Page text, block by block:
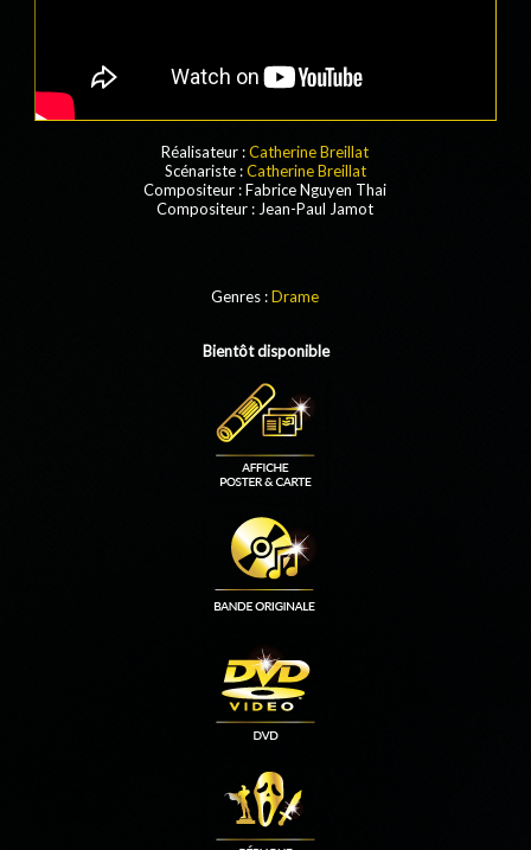
Réalisateur :Catherine Breillat
Scénariste :Catherine Breillat
Compositeur :Fabrice Nguyen Thai
Compositeur : Jean-Paul Jamot
Genres :Drame
Bientôt disponible